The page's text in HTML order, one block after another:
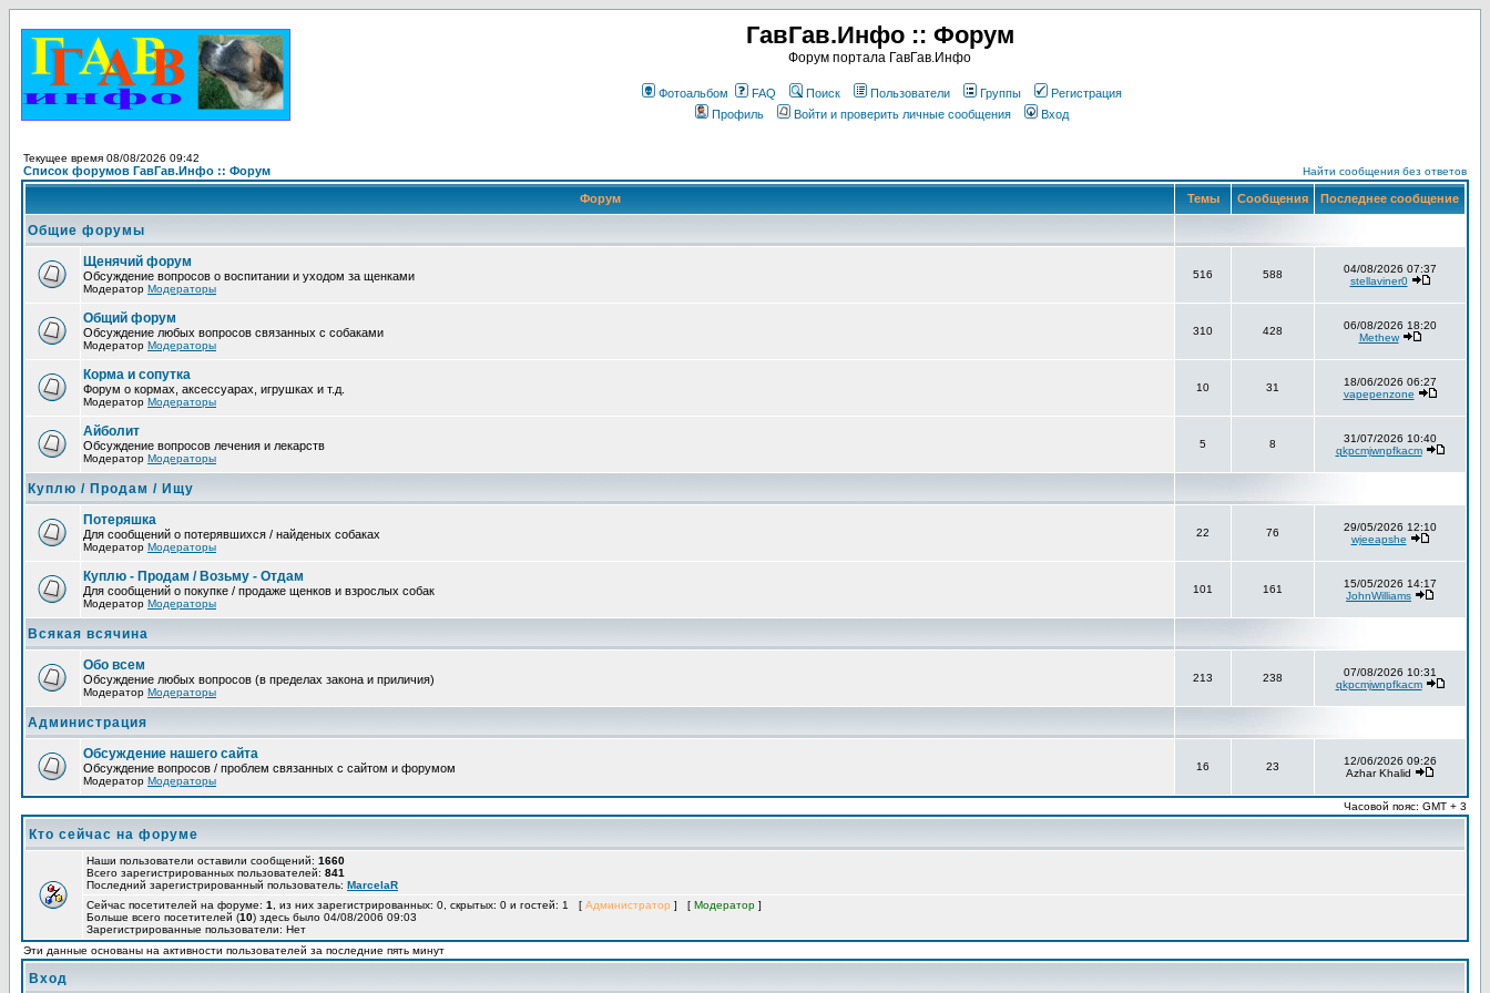
ГавГав.Инфо :: Форум
Форум портала ГавГав.Инфо
Фотоальбом FAQ Поиск Пользователи Группы
Регистрация
Профиль
Войти и проверить личные сообщения Вход
Текущее время 08/08/2026 09:42
Список форумов ГавГав.Инфо :: Форум Найти сообщения без ответов
Форум Темы Сообщения Последнее сообщение
Общие форумы
Щенячий форум
Обсуждение вопросов о воспитании и уходом за щенками
Модератор Модераторы
516 588
04/08/2026 07:37
stellaviner0
Общий форум
Обсуждение любых вопросов связанных с собаками
Модератор Модераторы
310 428
06/08/2026 18:20
Methew
Корма и сопутка
Форум о кормах, аксессуарах, игрушках и т.д.
Модератор Модераторы
10 31
18/06/2026 06:27
vapepenzone
Айболит
Обсуждение вопросов лечения и лекарств
Модератор Модераторы
5 8
31/07/2026 10:40
qkpcmjwnpfkacm
Куплю / Продам / Ищу
Потеряшка
Для сообщений о потерявшихся / найденых собаках
Модератор Модераторы
22 76
29/05/2026 12:10
wjeeapshe
Куплю - Продам / Возьму - Отдам
Для сообщений о покупке / продаже щенков и взрослых собак
Модератор Модераторы
101 161
15/05/2026 14:17
JohnWilliams
Всякая всячина
Обо всем
Обсуждение любых вопросов (в пределах закона и приличия)
Модератор Модераторы
213 238
07/08/2026 10:31
qkpcmjwnpfkacm
Администрация
Обсуждение нашего сайта
Обсуждение вопросов / проблем связанных с сайтом и форумом
Модератор Модераторы
16 23
12/06/2026 09:26
Azhar Khalid
Часовой пояс: GMT + 3
Кто сейчас на форуме
Наши пользователи оставили сообщений: 1660
Всего зарегистрированных пользователей: 841
Последний зарегистрированный пользователь: MarcelaR
Сейчас посетителей на форуме: 1 , из них зарегистрированных: 0, скрытых: 0 и гостей: 1 [ Администратор ] [ Модератор ]
Больше всего посетителей (10) здесь было 04/08/2006 09:03
Зарегистрированные пользователи: Нет
Эти данные основаны на активности пользователей за последние пять минут
Вход